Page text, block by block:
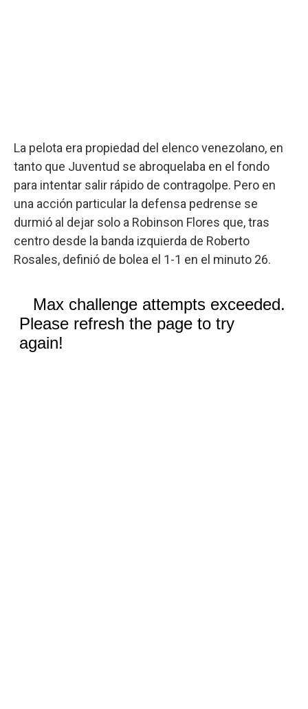
La pelota era propiedad del elenco venezolano, en
tanto que Juventud se abroquelaba en el fondo
para intentar salir rápido de contragolpe. Pero en
una acción particular la defensa pedrense se
durmió al dejar solo a Robinson Flores que, tras
centro desde la banda izquierda de Roberto
Rosales, definió de bolea el 1-1 en el minuto 26.